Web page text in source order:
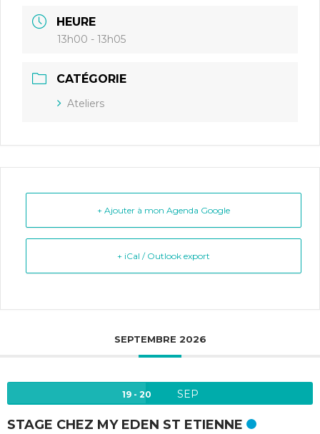
HEURE
13h00 - 13h05
CATÉGORIE
Ateliers
+ Ajouter à mon Agenda Google
+ iCal / Outlook export
SEPTEMBRE 2026
19 - 20 SEP
STAGE CHEZ MY EDEN ST ETIENNE